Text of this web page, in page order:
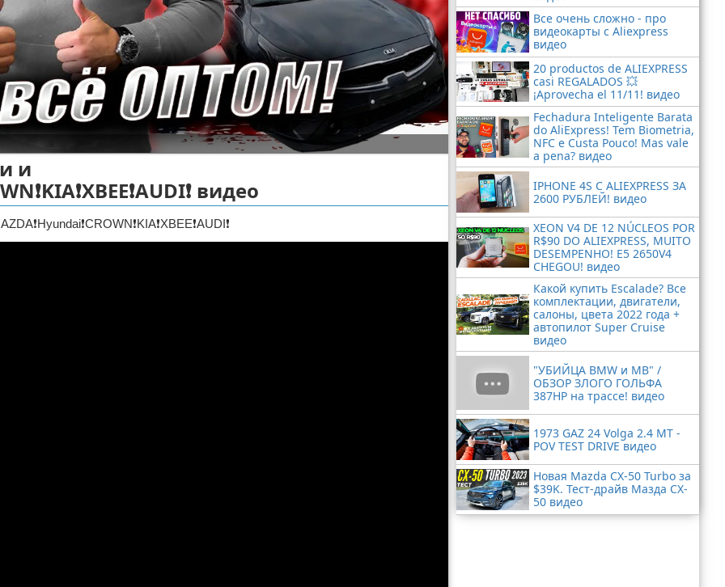
и
видео
Все очень сложно - про
видеокарты с Aliexpress
видео
20 productos de ALIEXPRESS
casi REGALADOS 💥
¡Aprovecha el 11/11! видео
Fechadura Inteligente Barata
do AliExpress! Tem Biometria,
NFC e Custa Pouco! Mas vale
a pena? видео
IPHONE 4S С ALIEXPRESS ЗА
2600 РУБЛЕЙ! видео
XEON V4 DE 12 NÚCLEOS POR
R$90 DO ALIEXPRESS, MUITO
DESEMPENHO! E5 2650V4
CHEGOU! видео
Какой купить Escalade? Все
комплектации, двигатели,
салоны, цвета 2022 года +
автопилот Super Cruise
видео
"УБИЙЦА BMW и MB" /
ОБЗОР ЗЛОГО ГОЛЬФА
387HP на трассе! видео
1973 GAZ 24 Volga 2.4 MT -
POV TEST DRIVE видео
Новая Mazda CX-50 Turbo за
$39K. Тест-драйв Мазда CX-
50 видео